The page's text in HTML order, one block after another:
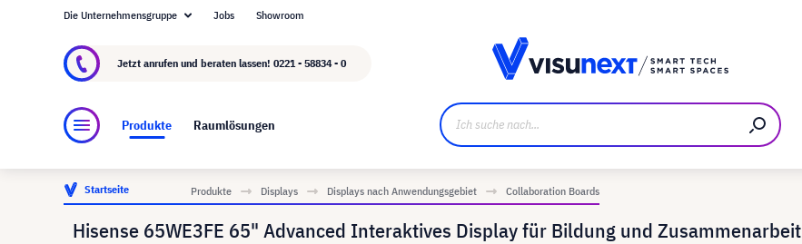
Über visunext.de
Die Unternehmensgruppe Jobs Showroom
Jetzt anrufen und beraten lassen! 0221 - 58834 - 0
Produkte Raumlösungen
Startseite Produkte Displays Displays nach Anwendungsgebiet Collaboration Boards
Hisense 65WE3FE 65" Advanced Interaktives Display für Bildung und Zusammenarbeit